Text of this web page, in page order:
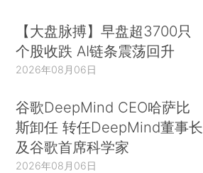
【大盘脉搏】早盘超3700只
个股收跌 AI链条震荡回升
2026年08月06日
谷歌DeepMind CEO哈萨比
斯卸任 转任DeepMind董事长
及谷歌首席科学家
2026年08月06日